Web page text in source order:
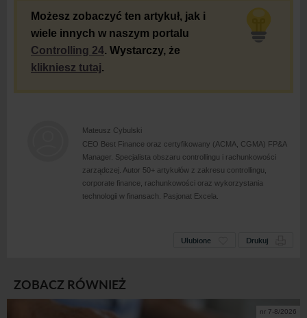
Możesz zobaczyć ten artykuł, jak i
wiele innych w naszym portalu
Controlling 24. Wystarczy, że
klikniesz tutaj.
Mateusz Cybulski
CEO Best Finance oraz certyfikowany (ACMA, CGMA) FP&A
Manager. Specjalista obszaru controllingu i rachunkowości
zarządczej. Autor 50+ artykułów z zakresu controllingu,
corporate finance, rachunkowości oraz wykorzystania
technologii w finansach. Pasjonat Excela.
Ulubione Drukuj
ZOBACZ RÓWNIEŻ
nr 7-8/2026